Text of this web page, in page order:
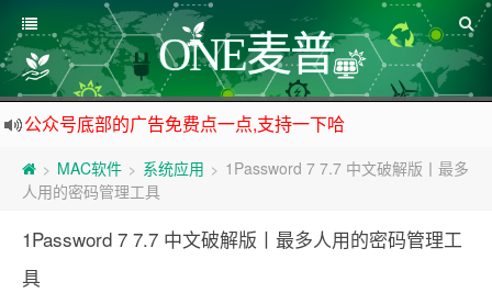
ONE麦普
公众号底部的广告免费点一点,支持一下哈
资源来之不易,大家低调使用
如下载链接被封,请在网站留言给我们
> MAC软件 > 系统应用 > 1Password 7 7.7 中文破解版丨最多
人用的密码管理工具
1Password 7 7.7 中文破解版丨最多人用的密码管理工
具